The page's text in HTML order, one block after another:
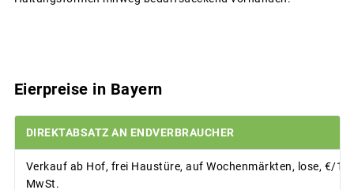
Eierpreise in Bayern
DIREKTABSATZ AN ENDVERBRAUCHER
Verkauf ab Hof, frei Haustüre, auf Wochenmärkten, lose, €/
MwSt.